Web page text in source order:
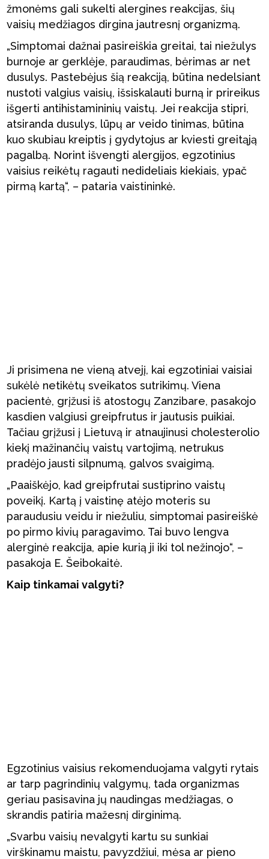
žmonėms gali sukelti alergines reakcijas, šių
vaisių medžiagos dirgina jautresnį organizmą.
„Simptomai dažnai pasireiškia greitai, tai niežulys
burnoje ar gerklėje, paraudimas, bėrimas ar net
dusulys. Pastebėjus šią reakciją, būtina nedelsiant
nustoti valgius vaisių, išsiskalauti burną ir prireikus
išgerti antihistamininių vaistų. Jei reakcija stipri,
atsiranda dusulys, lūpų ar veido tinimas, būtina
kuo skubiau kreiptis į gydytojus ar kviesti greitąją
pagalbą. Norint išvengti alergijos, egzotinius
vaisius reikėtų ragauti nedideliais kiekiais, ypač
pirmą kartą“, – pataria vaistininkė.
Ji prisimena ne vieną atvejį, kai egzotiniai vaisiai
sukėlė netikėtų sveikatos sutrikimų. Viena
pacientė, grįžusi iš atostogų Zanzibare, pasakojo
kasdien valgiusi greipfrutus ir jautusis puikiai.
Tačiau grįžusi į Lietuvą ir atnaujinusi cholesterolio
kiekį mažinančių vaistų vartojimą, netrukus
pradėjo jausti silpnumą, galvos svaigimą.
„Paaiškėjo, kad greipfrutai sustiprino vaistų
poveikį. Kartą į vaistinę atėjo moteris su
paraudusiu veidu ir niežuliu, simptomai pasireiškė
po pirmo kivių paragavimo. Tai buvo lengva
alerginė reakcija, apie kurią ji iki tol nežinojo“, –
pasakoja E. Šeibokaitė.
Kaip tinkamai valgyti?
Egzotinius vaisius rekomenduojama valgyti rytais
ar tarp pagrindinių valgymų, tada organizmas
geriau pasisavina jų naudingas medžiagas, o
skrandis patiria mažesnį dirginimą.
„Svarbu vaisių nevalgyti kartu su sunkiai
virškinamu maistu, pavyzdžiui, mėsa ar pieno